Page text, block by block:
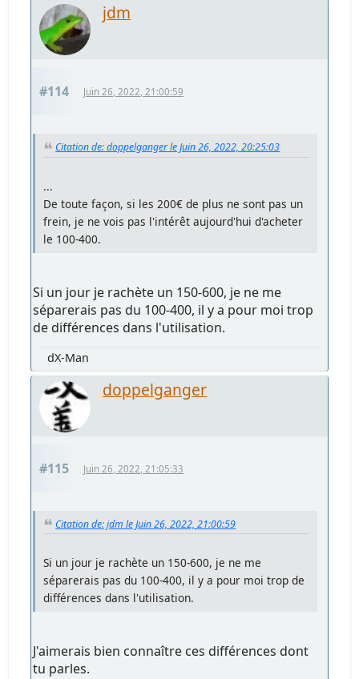
jdm
#114 Juin 26, 2022, 21:00:59
Citation de: doppelganger le Juin 26, 2022, 20:25:03
...
De toute façon, si les 200€ de plus ne sont pas un
frein, je ne vois pas l'intérêt aujourd'hui d'acheter
le 100-400.
Si un jour je rachète un 150-600, je ne me
séparerais pas du 100-400, il y a pour moi trop
de différences dans l'utilisation.
dX-Man
doppelganger
#115 Juin 26, 2022, 21:05:33
Citation de: jdm le Juin 26, 2022, 21:00:59
Si un jour je rachète un 150-600, je ne me
séparerais pas du 100-400, il y a pour moi trop de
différences dans l'utilisation.
J'aimerais bien connaître ces différences dont
tu parles.